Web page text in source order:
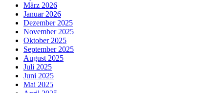
März 2026
Januar 2026
Dezember 2025
November 2025
Oktober 2025
September 2025
August 2025
Juli 2025
Juni 2025
Mai 2025